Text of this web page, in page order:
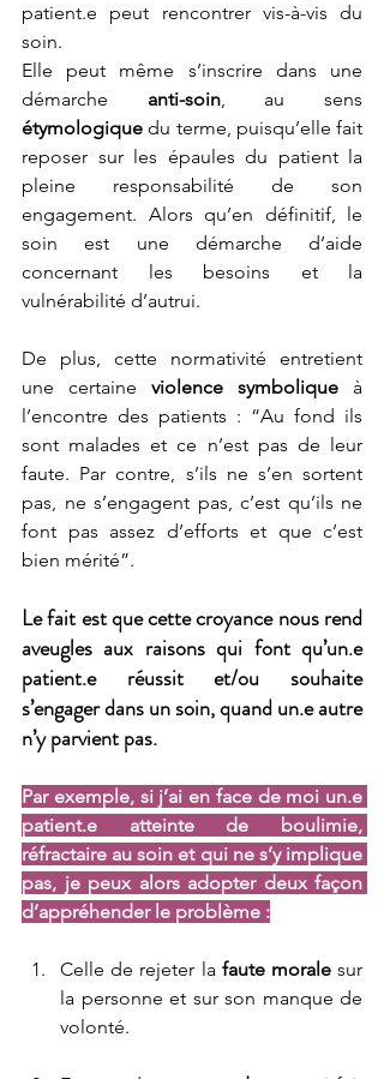
patient.e peut rencontrer vis-à-vis du
soin.
Elle peut même s’inscrire dans une
démarche anti-soin
étymologique du terme, puisqu’elle fait
reposer sur les épaules du patient la
pleine responsabilité de son
engagement. Alors qu’en définitif, le
soin est une démarche d’aide
concernant les besoins et la
vulnérabilité d’autrui.
De plus, cette normativité entretient
une certaine violence symbolique à
l’encontre des patients : “Au fond ils
sont malades et ce n’est pas de leur
faute. Par contre, s’ils ne s’en sortent
pas, ne s’engagent pas, c’est qu’ils ne
font pas assez d’efforts et que c’est
bien mérité”.
Le fait est que cette croyance nous rend
aveugles aux raisons qui font qu’un.e
patient.e réussit et/ou souhaite
s’engager dans un soin, quand un.e autre
n’y parvient pas.
Par exemple, si j’ai en face de moi un.e
patient.e atteinte de boulimie,
réfractaire au soin et qui ne s’y implique
pas, je peux alors adopter deux façon
d’appréhender le problème :
Celle de rejeter la faute morale sur
la personne et sur son manque de
volonté.